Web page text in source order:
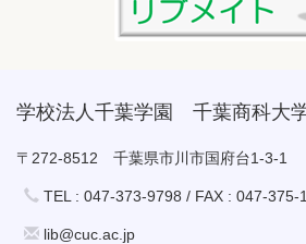
学校法人千葉学園 千葉商科大
〒272-8512 千葉県市川市国府台1-3-1
TEL : 047-373-9798 / FAX : 047-375-
lib@cuc.ac.jp